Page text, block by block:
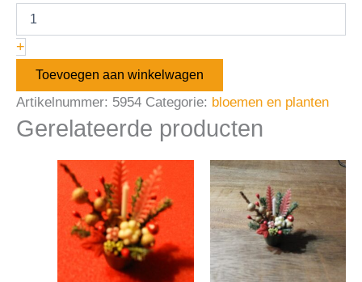
+
Toevoegen aan winkelwagen
Artikelnummer: 5954 Categorie: bloemen en planten
Gerelateerde producten